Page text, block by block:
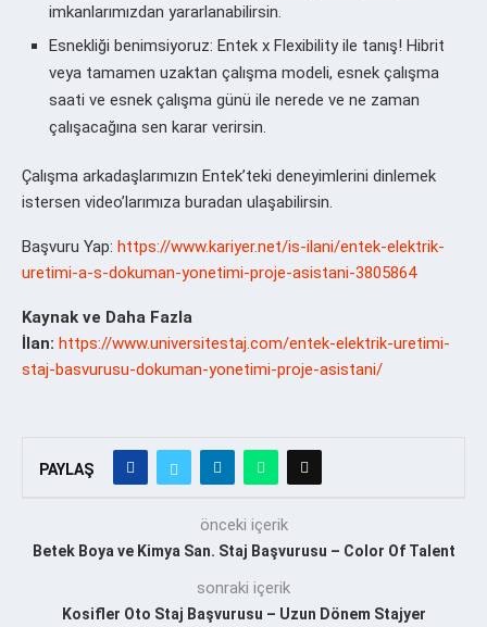
imkanlarımızdan yararlanabilirsin.
Esnekliği benimsiyoruz: Entek x Flexibility ile tanış! Hibrit
veya tamamen uzaktan çalışma modeli, esnek çalışma
saati ve esnek çalışma günü ile nerede ve ne zaman
çalışacağına sen karar verirsin.
Çalışma arkadaşlarımızın Entek’teki deneyimlerini dinlemek
istersen video’larımıza buradan ulaşabilirsin.
Başvuru Yap: https://www.kariyer.net/is-ilani/entek-elektrik-
uretimi-a-s-dokuman-yonetimi-proje-asistani-3805864
Kaynak ve Daha Fazla
İlan: https://www.universitestaj.com/entek-elektrik-uretimi-
staj-basvurusu-dokuman-yonetimi-proje-asistani/
PAYLAŞ
önceki içerik
Betek Boya ve Kimya San. Staj Başvurusu – Color Of Talent
sonraki içerik
Kosifler Oto Staj Başvurusu – Uzun Dönem Stajyer